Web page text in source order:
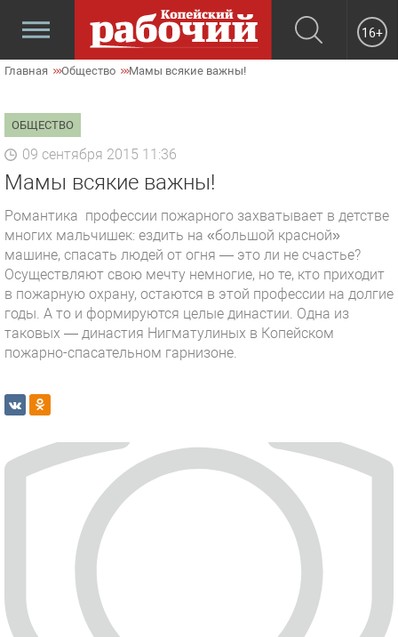
16+
Главная Общество Мамы всякие важны!
ОБЩЕСТВО
09 сентября 2015 11:36
Мамы всякие важны!
Романтика профессии пожарного захватывает в детстве
многих мальчишек: ездить на «большой красной»
машине, спасать людей от огня — это ли не счастье?
Осуществляют свою мечту немногие, но те, кто приходит
в пожарную охрану, остаются в этой профессии на долгие
годы. А то и формируются целые династии. Одна из
таковых — династия Нигматулиных в Копейском
пожарно-спасательном гарнизоне.